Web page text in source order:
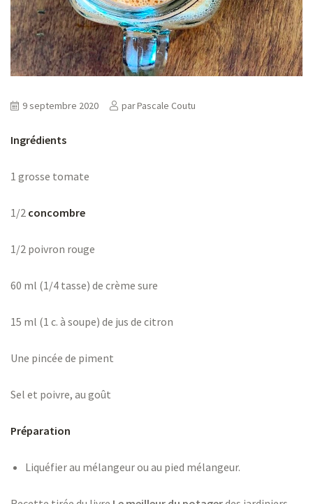
9 septembre 2020 parPascale Coutu
Ingrédients
1 grosse tomate
1/2 concombre
1/2 poivron rouge
60 ml (1/4 tasse) de crème sure
15 ml (1 c. à soupe) de jus de citron
Une pincée de piment
Sel et poivre, au goût
Préparation
Liquéfier au mélangeur ou au pied mélangeur.